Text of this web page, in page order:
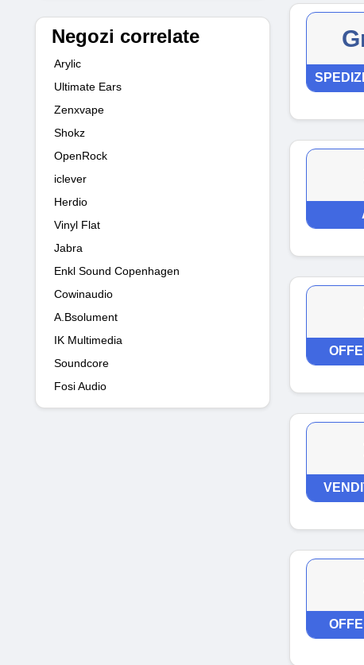
Negozi correlate
Arylic
Ultimate Ears
Zenxvape
Shokz
OpenRock
iclever
Herdio
Vinyl Flat
Jabra
Enkl Sound Copenhagen
Cowinaudio
A.Bsolument
IK Multimedia
Soundcore
Fosi Audio